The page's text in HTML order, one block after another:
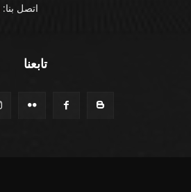
اتصل بنا:
تابعنا